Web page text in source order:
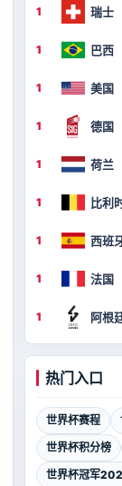
1 瑞士
1 巴西
1 美国
1 德国
1 荷兰
1 比利
1 西班
1 法国
1 阿根
热门入口
世界杯赛程
世界杯积分榜
世界杯冠军